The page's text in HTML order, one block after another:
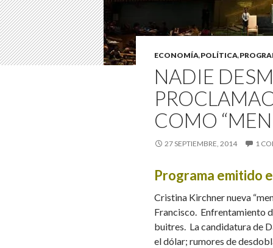
ECONOMÍA,POLÍTICA,
NADIE
COMO
27 SEPTIEMBRE, 2014 1
Programa emitido
Cristina Kirchner nueva
Francisco. Enfrentamiento
buitres. La candidatura de
el dólar; rumores de